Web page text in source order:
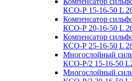
КСО-Р 15-16-50 L
Компенсатор
КСО-Р 20-16-50 L
Компенсатор
КСО-Р 25-16-50 L
Многослойный
КСО-Р/2 15-16-50
Многослойный